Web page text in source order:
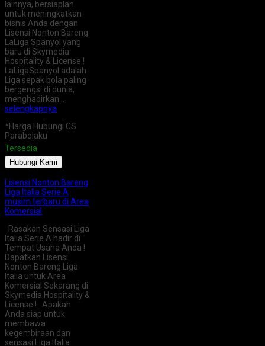
lainnya, bersiaplah
untuk meningkatkan
bisnis Anda dengan
Lisensi Nonton Bareng
LaLiga Spanyol yang
baru di Skymedia
Hospitality & License !
LaLigaSpanyol adalah
Liga sepak bola paling
bergengsi di dunia,
menghadirkan…
selengkapnya
*Harga Hubungi CS
Parabolaku
Tersedia
Hubungi Kami
Lisensi Nonton Bareng
Liga Italia Serie A
musim terbaru di Area
Komersial
Rasakan Sensasi Liga
Italia Serie A hadir di
Tempat Usaha Anda !
Dapatkan Lisensi
Nonton Bareng Liga
Italia untuk Area
Komersial Sekarang di
Skymedia Hospitality &
License ! Apakah
Anda siap untuk
membawa
kegembiraan dan
sensasi Liga Italia